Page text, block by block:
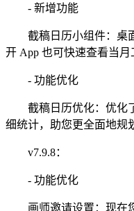
- 新增功能
截稿日历小组件：桌面
开 App 也可快速查看当月
- 功能优化
截稿日历优化：优化了
细统计，助您更全面地规
v7.9.8：
- 功能优化
画师邀请设置：现在您